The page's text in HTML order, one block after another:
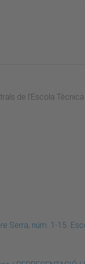
de l'Escola
Serra, núm. 1-15.